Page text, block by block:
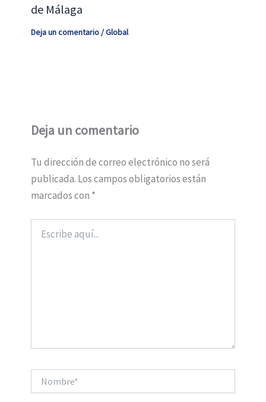
de Málaga
Deja un comentario/Global
Deja un comentario
Tu dirección de correo electrónico no será
publicada. Los campos obligatorios están
marcados con *
aquí...